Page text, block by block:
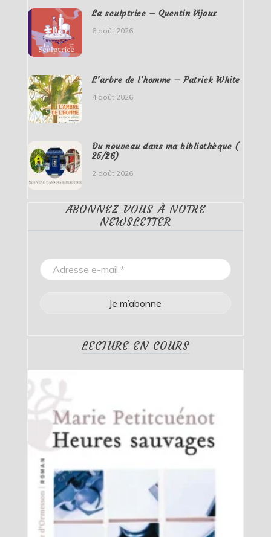
La sculptrice – Quentin Vijoux
6 août 2026
L’arbre de l’homme – Patrick White
4 août 2026
Du nouveau dans ma bibliothèque (
25/26)
2 août 2026
ABONNEZ-VOUS À NOTRE
NEWSLETTER
LECTURE EN COURS